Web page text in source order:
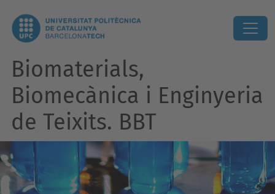
Biomaterials,
Biomecànica i Enginyeria
de Teixits. BBT